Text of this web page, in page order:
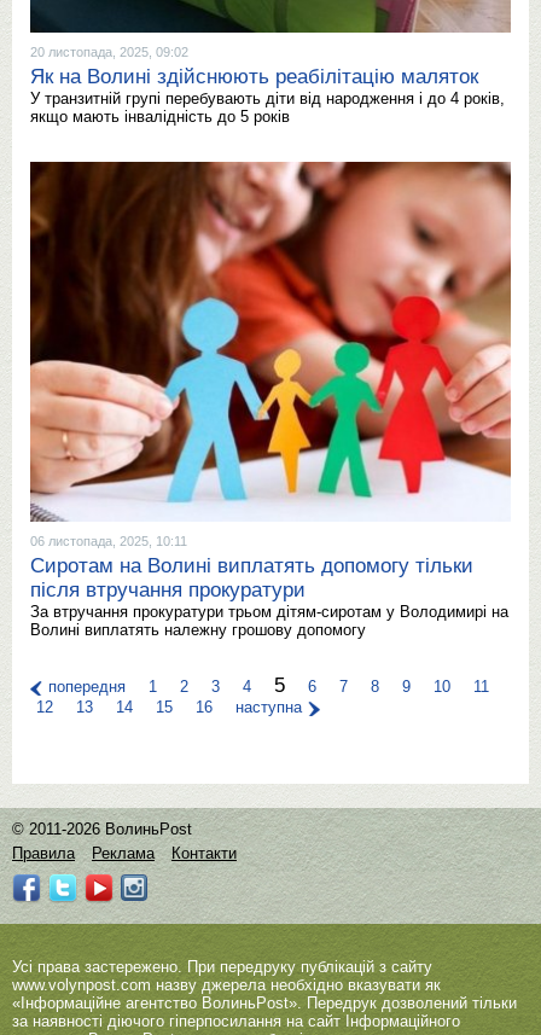
20 листопада, 2025, 09:02
Як на Волині здійснюють реабілітацію маляток
У транзитній групі перебувають діти від народження і до 4 років,
якщо мають інвалідність до 5 років
06 листопада, 2025, 10:11
Сиротам на Волині виплатять допомогу тільки
після втручання прокуратури
За втручання прокуратури трьом дітям-сиротам у Володимирі на
Волині виплатять належну грошову допомогу
попередня 1 2 3 4 5 6 7 8 9 10
11
12
13 14 15 16 наступна
© 2011-2026 ВолиньPost
Правила
Реклама Контакти
Усі права застережено. При передруку публікацій з сайту
www.volynpost.com назву джерела необхідно вказувати як
«Інформаційне агентство ВолиньPost». Передрук дозволений тільки
за наявності діючого гіперпосилання на сайт Інформаційного